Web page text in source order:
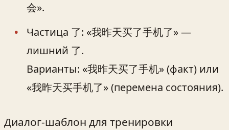
会».
Частица 了: «我昨天买了手机了» —
лишний 了.
Варианты: «我昨天买了手机» (факт) или
«我昨天买手机了» (перемена состояния).
Диалог-шаблон для тренировки